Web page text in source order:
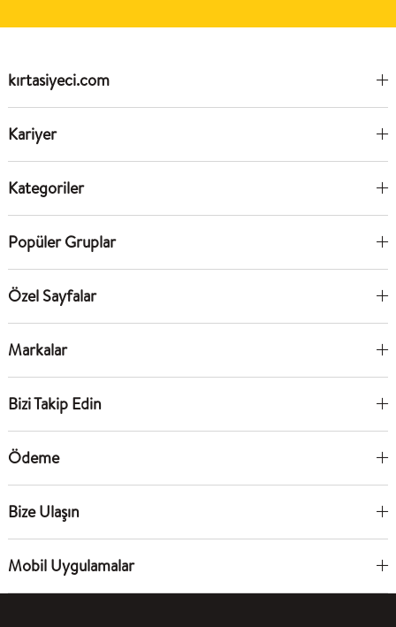
kırtasiyeci.com
Kariyer
Kategoriler
Popüler Gruplar
Özel Sayfalar
Markalar
Bizi Takip Edin
Ödeme
Bize Ulaşın
Mobil Uygulamalar